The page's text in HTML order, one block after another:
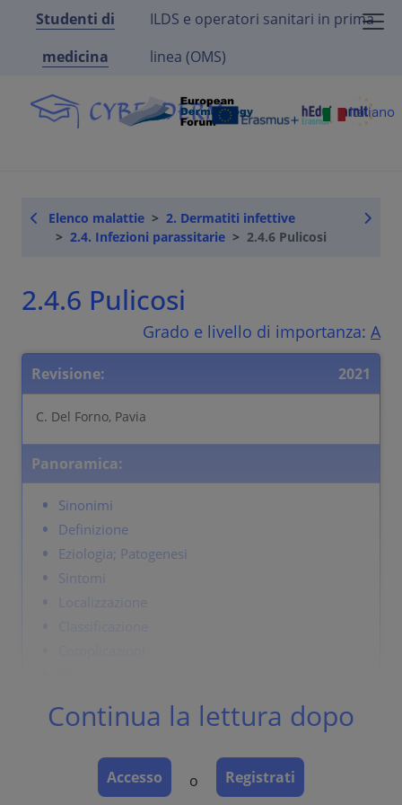
Studenti di
medicina
ILDS e operatori sanitari in prima
linea (OMS)
Italiano
Elenco malattie
2. Dermatiti infettive
2.4. Infezioni parassitarie
2.4.6 Pulicosi
2.4.6 Pulicosi
Grado e livello di importanza: A
Revisione: 2021
C. Del Forno, Pavia
Panoramica:
Sinonimi
Definizione
Eziologia; Patogenesi
Sintomi
Terapia
Continua la lettura dopo
Accesso o Registrati